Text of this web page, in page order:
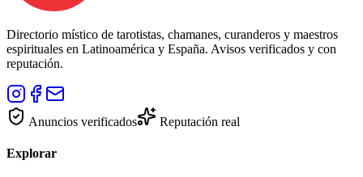
Directorio místico de tarotistas, chamanes, curanderos y maestros
espirituales en Latinoamérica y España. Avisos verificados y con
reputación.
Anuncios verificados Reputación real
Explorar